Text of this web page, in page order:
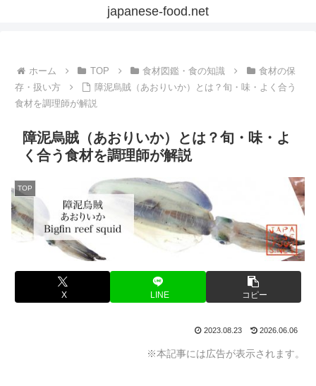
japanese-food.net
ホーム TOP 食材図鑑・食の知識
食材の保
存・扱い方
障泥烏賊（あおりいか）とは？旬・味・よく合う
食材を調理師が解説
障泥烏賊（あおりいか）とは？旬・味・よ
く合う食材を調理師が解説
TOP
X LINE コピー
2023.08.23 2026.06.06
※本記事には広告が表示されます。